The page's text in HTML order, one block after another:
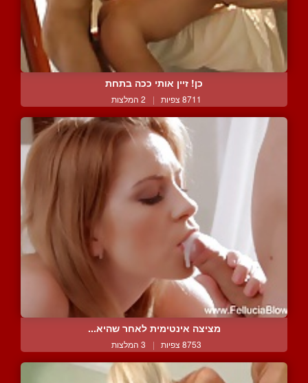
כן! זיין אותי ככה בתחת
8711 צפיות | 2 המלצות
מציצה אינטימית לאחר שהיא...
8753 צפיות | 3 המלצות